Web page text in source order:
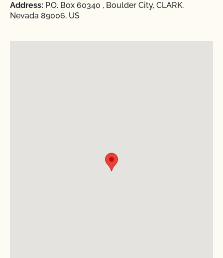
Address: P.O. Box 60340 , Boulder City, CLARK,
Nevada 89006, US